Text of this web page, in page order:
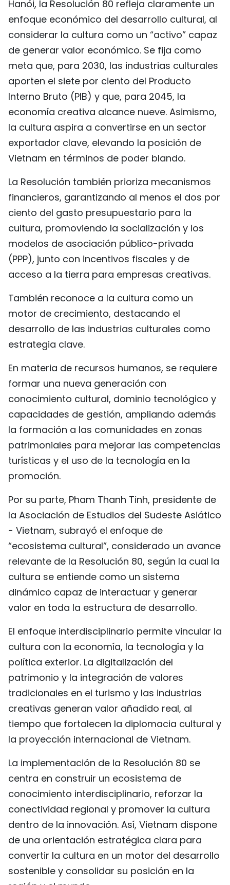
Hanói, la Resolución 80 refleja claramente un
enfoque económico del desarrollo cultural, al
considerar la cultura como un “activo” capaz
de generar valor económico. Se fija como
meta que, para 2030, las industrias culturales
aporten el siete por ciento del Producto
Interno Bruto (PIB) y que, para 2045, la
economía creativa alcance nueve. Asimismo,
la cultura aspira a convertirse en un sector
exportador clave, elevando la posición de
Vietnam en términos de poder blando.
La Resolución también prioriza mecanismos
financieros, garantizando al menos el dos por
ciento del gasto presupuestario para la
cultura, promoviendo la socialización y los
modelos de asociación público-privada
(PPP), junto con incentivos fiscales y de
acceso a la tierra para empresas creativas.
También reconoce a la cultura como un
motor de crecimiento, destacando el
desarrollo de las industrias culturales como
estrategia clave.
En materia de recursos humanos, se requiere
formar una nueva generación con
conocimiento cultural, dominio tecnológico y
capacidades de gestión, ampliando además
la formación a las comunidades en zonas
patrimoniales para mejorar las competencias
turísticas y el uso de la tecnología en la
promoción.
Por su parte, Pham Thanh Tinh, presidente de
la Asociación de Estudios del Sudeste Asiático
- Vietnam, subrayó el enfoque de
“ecosistema cultural”, considerado un avance
relevante de la Resolución 80, según la cual la
cultura se entiende como un sistema
dinámico capaz de interactuar y generar
valor en toda la estructura de desarrollo.
El enfoque interdisciplinario permite vincular la
cultura con la economía, la tecnología y la
política exterior. La digitalización del
patrimonio y la integración de valores
tradicionales en el turismo y las industrias
creativas generan valor añadido real, al
tiempo que fortalecen la diplomacia cultural y
la proyección internacional de Vietnam.
La implementación de la Resolución 80 se
centra en construir un ecosistema de
conocimiento interdisciplinario, reforzar la
conectividad regional y promover la cultura
dentro de la innovación. Así, Vietnam dispone
de una orientación estratégica clara para
convertir la cultura en un motor del desarrollo
sostenible y consolidar su posición en la